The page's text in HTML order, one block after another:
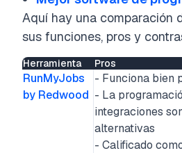
Aquí hay una comparación
sus funciones, pros y
Herramienta Pros
RunMyJobs
by Redwood
- Funciona bien
- La
integraciones
alternativas
- Calificado